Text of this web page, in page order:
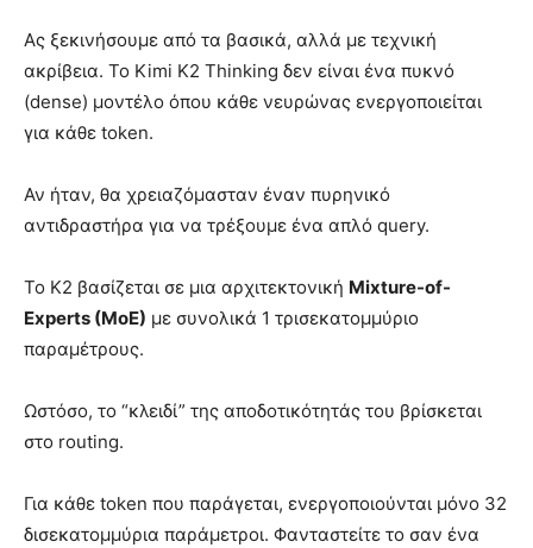
Ας ξεκινήσουμε από τα βασικά, αλλά με τεχνική
ακρίβεια. Το Kimi K2 Thinking δεν είναι ένα πυκνό
(dense) μοντέλο όπου κάθε νευρώνας ενεργοποιείται
για κάθε token.
Αν ήταν, θα χρειαζόμασταν έναν πυρηνικό
αντιδραστήρα για να τρέξουμε ένα απλό query.
Το K2 βασίζεται σε μια αρχιτεκτονική Mixture-of-
Experts (MoE) με συνολικά 1 τρισεκατομμύριο
παραμέτρους.
Ωστόσο, το “κλειδί” της αποδοτικότητάς του βρίσκεται
στο routing.
Για κάθε token που παράγεται, ενεργοποιούνται μόνο 32
δισεκατομμύρια παράμετροι. Φανταστείτε το σαν ένα